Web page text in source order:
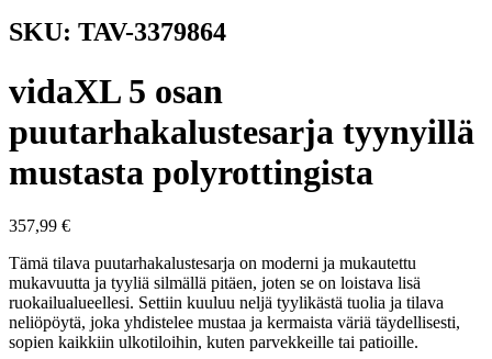
SKU: TAV-3379864
vidaXL 5 osan
puutarhakalustesarja tyynyillä
mustasta polyrottingista
357,99 €
Tämä tilava puutarhakalustesarja on moderni ja mukautettu
mukavuutta ja tyyliä silmällä pitäen, joten se on loistava lisä
ruokailualueellesi. Settiin kuuluu neljä tyylikästä tuolia ja tilava
neliöpöytä, joka yhdistelee mustaa ja kermaista väriä täydellisesti,
sopien kaikkiin ulkotiloihin, kuten parvekkeille tai patioille.